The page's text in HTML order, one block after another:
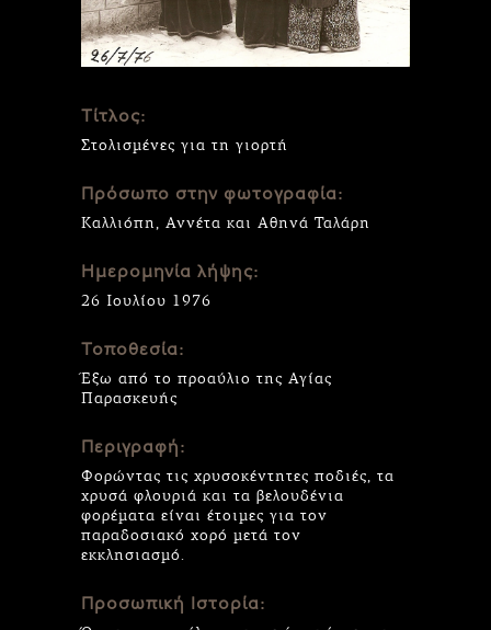
Τίτλος:
Στολισμένες για τη γιορτή
Πρόσωπο στην φωτογραφία:
Καλλιόπη, Αννέτα και Αθηνά Ταλάρη
Ημερομηνία λήψης:
26 Ιουλίου 1976
Τοποθεσία:
Έξω από το προαύλιο της Αγίας
Παρασκευής
Περιγραφή:
Φορώντας τις χρυσοκέντητες ποδιές, τα
χρυσά φλουριά και τα βελουδένια
φορέματα είναι έτοιμες για τον
παραδοσιακό χορό μετά τον
εκκλησιασμό.
Προσωπική Ιστορία: